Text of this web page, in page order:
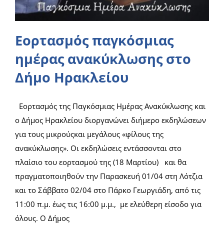
Νέα/Άρθρα
Επικοινωνία
Είσοδος
Εορτασμός παγκόσμιας
ημέρας ανακύκλωσης στο
Δήμο Ηρακλείου
Εορτασμός της Παγκόσμιας Ημέρας Ανακύκλωσης και
ο Δήμος Ηρακλείου διοργανώνει διήμερο εκδηλώσεων
για τους μικρούςκαι μεγάλους «φίλους της
ανακύκλωσης». Οι εκδηλώσεις εντάσσονται στο
πλαίσιο του εορτασμού της (18 Μαρτίου) και θα
πραγματοποιηθούν την Παρασκευή 01/04 στη Λότζια
και το Σάββατο 02/04 στο Πάρκο Γεωργιάδη, από τις
11:00 π.μ. έως τις 16:00 μ.μ., με ελεύθερη είσοδο για
όλους. Ο Δήμος